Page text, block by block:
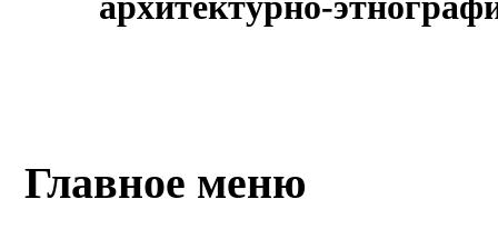
Главное меню